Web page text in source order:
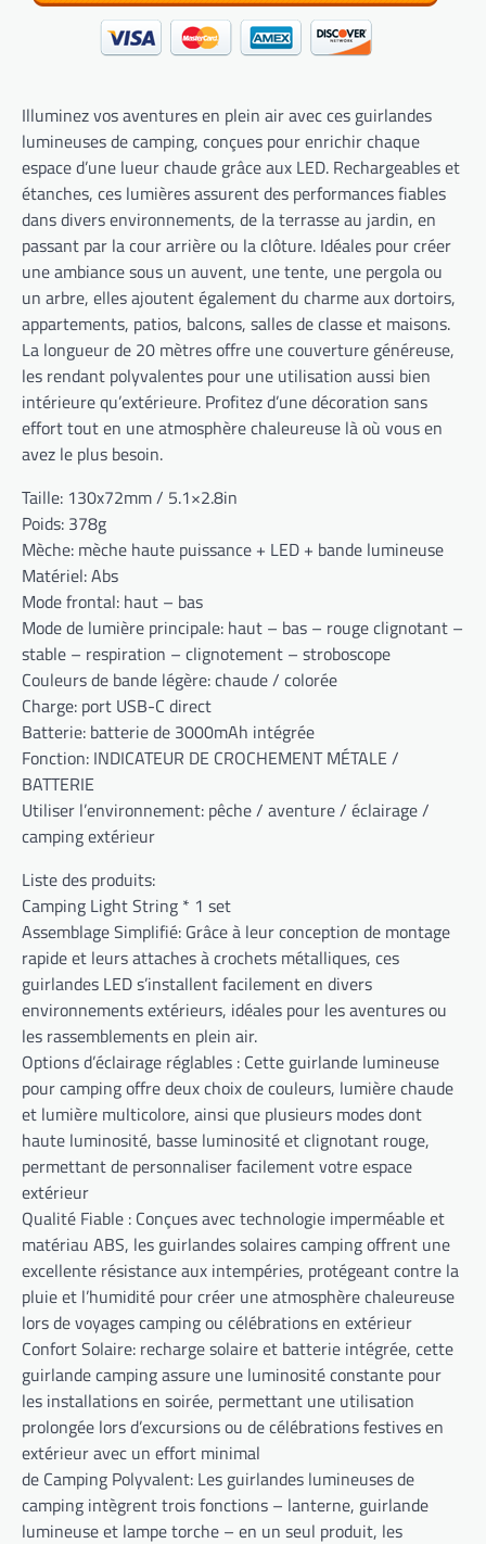
Illuminez vos aventures en plein air avec ces guirlandes
lumineuses de camping, conçues pour enrichir chaque
espace d’une lueur chaude grâce aux LED. Rechargeables et
étanches, ces lumières assurent des performances fiables
dans divers environnements, de la terrasse au jardin, en
passant par la cour arrière ou la clôture. Idéales pour créer
une ambiance sous un auvent, une tente, une pergola ou
un arbre, elles ajoutent également du charme aux dortoirs,
appartements, patios, balcons, salles de classe et maisons.
La longueur de 20 mètres offre une couverture généreuse,
les rendant polyvalentes pour une utilisation aussi bien
intérieure qu’extérieure. Profitez d’une décoration sans
effort tout en une atmosphère chaleureuse là où vous en
avez le plus besoin.
Taille: 130x72mm / 5.1×2.8in
Poids: 378g
Mèche: mèche haute puissance + LED + bande lumineuse
Matériel: Abs
Mode frontal: haut – bas
Mode de lumière principale: haut – bas – rouge clignotant –
stable – respiration – clignotement – stroboscope
Couleurs de bande légère: chaude / colorée
Charge: port USB-C direct
Batterie: batterie de 3000mAh intégrée
Fonction: INDICATEUR DE CROCHEMENT MÉTALE /
BATTERIE
Utiliser l’environnement: pêche / aventure / éclairage /
camping extérieur
Liste des produits:
Camping Light String * 1 set
Assemblage Simplifié: Grâce à leur conception de montage
rapide et leurs attaches à crochets métalliques, ces
guirlandes LED s’installent facilement en divers
environnements extérieurs, idéales pour les aventures ou
les rassemblements en plein air.
Options d’éclairage réglables : Cette guirlande lumineuse
pour camping offre deux choix de couleurs, lumière chaude
et lumière multicolore, ainsi que plusieurs modes dont
haute luminosité, basse luminosité et clignotant rouge,
permettant de personnaliser facilement votre espace
extérieur
Qualité Fiable : Conçues avec technologie imperméable et
matériau ABS, les guirlandes solaires camping offrent une
excellente résistance aux intempéries, protégeant contre la
pluie et l’humidité pour créer une atmosphère chaleureuse
lors de voyages camping ou célébrations en extérieur
Confort Solaire: recharge solaire et batterie intégrée, cette
guirlande camping assure une luminosité constante pour
les installations en soirée, permettant une utilisation
prolongée lors d’excursions ou de célébrations festives en
extérieur avec un effort minimal
de Camping Polyvalent: Les guirlandes lumineuses de
camping intègrent trois fonctions – lanterne, guirlande
lumineuse et lampe torche – en un seul produit, les